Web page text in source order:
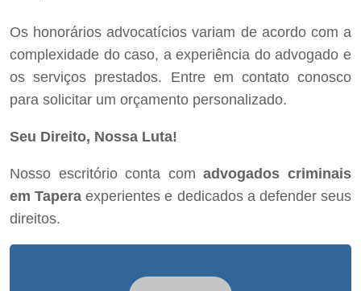
Os honorários advocatícios variam de acordo com a
complexidade do caso, a experiência do advogado e
os serviços prestados. Entre em contato conosco
para solicitar um orçamento personalizado.
Seu Direito, Nossa Luta!
Nosso escritório conta comadvogados criminais
em Tapera experientes e dedicados a defender seus
direitos.